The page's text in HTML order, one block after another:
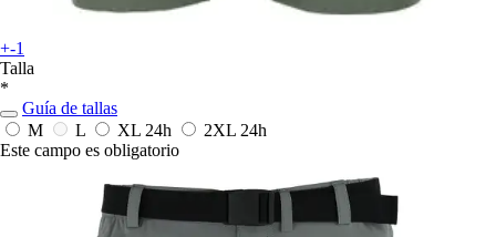
+-1
Talla
*
Guía de tallas
M
L XL 24h 2XL 24h
Este campo es obligatorio